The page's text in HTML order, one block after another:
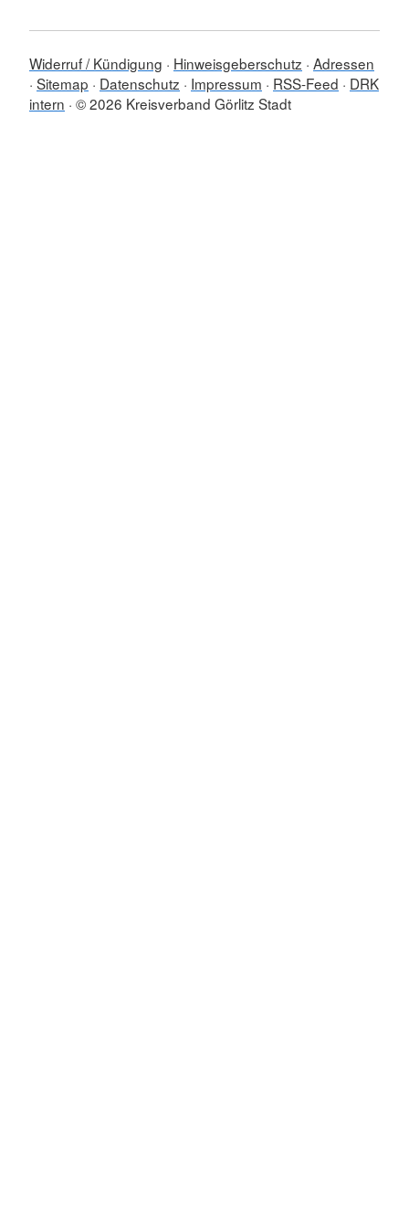
Widerruf / Kündigung Hinweisgeberschutz Adressen
Sitemap
Datenschutz Impressum RSS-Feed
DRK
intern © 2026 Kreisverband Görlitz Stadt